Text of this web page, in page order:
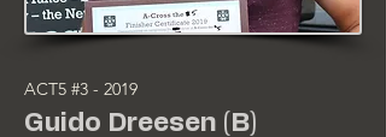
ACT5 #3 - 2019
Guido Dreesen (B)